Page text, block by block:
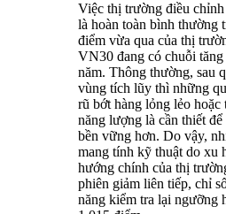
Việc thị trường điều
là hoàn toàn bình thường
điểm vừa qua của thị
VN30 đang có chuỗi tăng
năm. Thông thường, sau
vùng tích lũy thì những
rũ bớt hàng lỏng lẻo
năng lượng là cần thiết
bền vững hơn. Do vậy,
mang tính kỹ thuật do xu
hướng chính của thị
phiên giảm liên tiếp, chỉ
năng kiểm tra lại ngưỡng